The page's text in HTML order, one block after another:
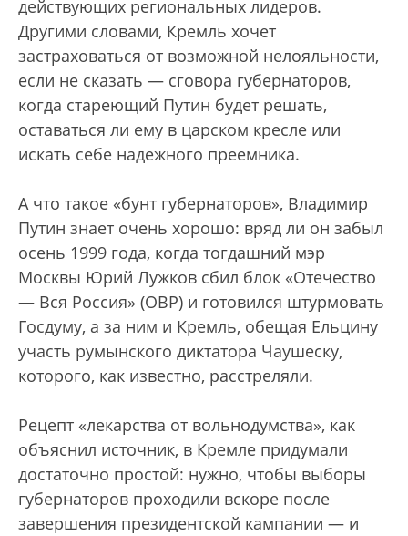
действующих региональных лидеров.
Другими словами, Кремль хочет
застраховаться от возможной нелояльности,
если не сказать — сговора губернаторов,
когда стареющий Путин будет решать,
оставаться ли ему в царском кресле или
искать себе надежного преемника.
А что такое «бунт губернаторов», Владимир
Путин знает очень хорошо: вряд ли он забыл
осень 1999 года, когда тогдашний мэр
Москвы Юрий Лужков сбил блок «Отечество
— Вся Россия» (ОВР) и готовился штурмовать
Госдуму, а за ним и Кремль, обещая Ельцину
участь румынского диктатора Чаушеску,
которого, как известно, расстреляли.
Рецепт «лекарства от вольнодумства», как
объяснил источник, в Кремле придумали
достаточно простой: нужно, чтобы выборы
губернаторов проходили вскоре после
завершения президентской кампании — и